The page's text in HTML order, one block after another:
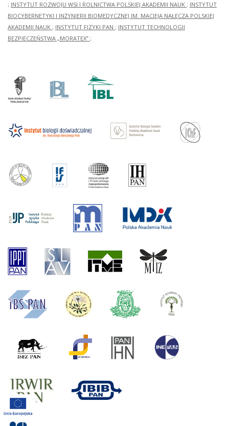
; INSTYTUT ROZWOJU WSI I ROLNICTWA POLSKIEJ AKADEMII NAUK ; INSTYTUT
BIOCYBERNETYKI I INŻYNIERII BIOMEDYCZNEJ IM. MACIEJA NAŁĘCZA POLSKIEJ
AKADEMII NAUK ; INSTYTUT FIZYKI PAN ; INSTYTUT TECHNOLOGII
BEZPIECZEŃSTWA „MORATEX” ;